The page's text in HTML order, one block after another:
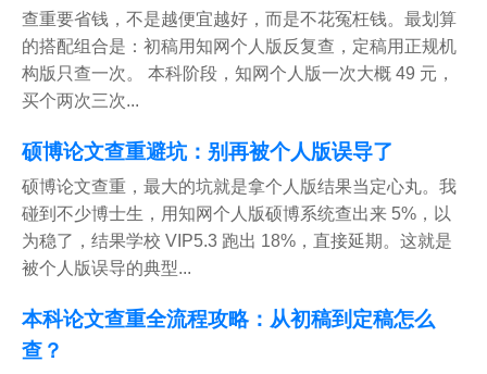
查重要省钱，不是越便宜越好，而是不花冤枉钱。最划算
的搭配组合是：初稿用知网个人版反复查，定稿用正规机
构版只查一次。 本科阶段，知网个人版一次大概 49 元，
买个两次三次...
硕博论文查重避坑：别再被个人版误导了
硕博论文查重，最大的坑就是拿个人版结果当定心丸。我
碰到不少博士生，用知网个人版硕博系统查出来 5%，以
为稳了，结果学校 VIP5.3 跑出 18%，直接延期。这就是
被个人版误导的典型...
本科论文查重全流程攻略：从初稿到定稿怎么
查？